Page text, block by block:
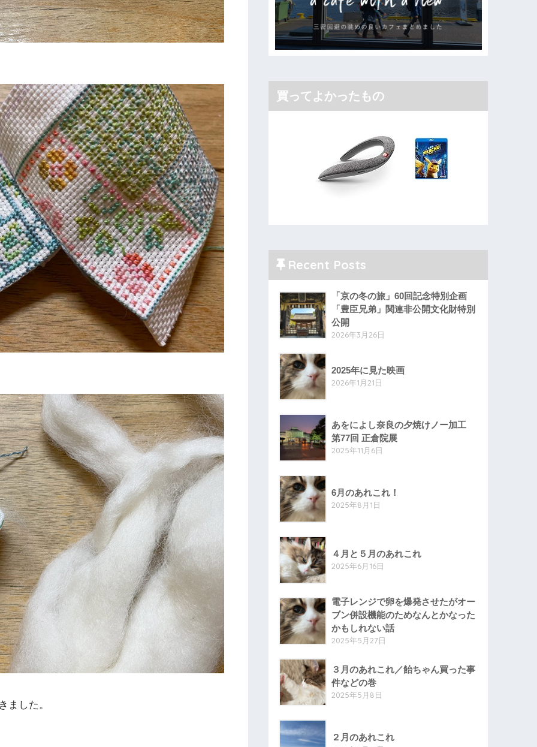
ました。
買ってよかったもの
Recent Posts
「京の冬の旅」60回記念特別企画
「豊臣兄弟」関連非公開文化財特別
公開
2026年3月26日
2025年に見た映画
2026年1月21日
あをによし奈良の夕焼けノー加工
第77回 正倉院展
2025年11月6日
6月のあれこれ！
2025年8月1日
４月と５月のあれこれ
2025年6月16日
電子レンジで卵を爆発させたがオー
ブン併設機能のためなんとかなった
かもしれない話
2025年5月27日
３月のあれこれ／飴ちゃん買った事
件などの巻
2025年5月8日
２月のあれこれ